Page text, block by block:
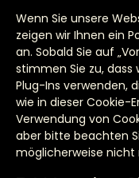
Wenn Sie unsere
zeigen wir Ihnen ein
an. Sobald Sie auf
stimmen Sie zu, dass
Plug-Ins verwenden,
wie in dieser Cookie-
Verwendung von
aber bitte beachten
möglicherweise